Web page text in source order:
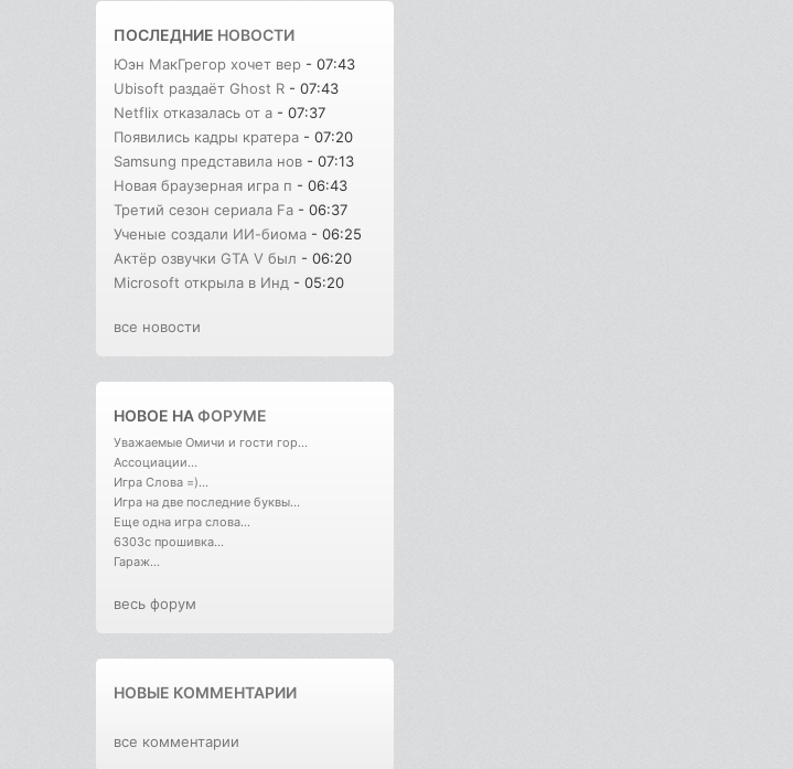
ПОСЛЕДНИЕ НОВОСТИ
Юэн МакГрегор хочет вер - 07:43
Ubisoft раздаёт Ghost R - 07:43
Netflix отказалась от а - 07:37
Появились кадры кратера - 07:20
Samsung представила нов - 07:13
Новая браузерная игра п - 06:43
Третий сезон сериала Fa - 06:37
Ученые создали ИИ-биома - 06:25
Актёр озвучки GTA V был - 06:20
Microsoft открыла в Инд - 05:20
все новости
НОВОЕ НАФОРУМЕ
Уважаемые Омичи и гости гор...
Ассоциации...
Игра Слова =)...
Игра на две последние буквы...
Еще одна игра слова...
6303с прошивка...
Гараж...
весь форум
НОВЫЕ КОММЕНТАРИИ
все комментарии